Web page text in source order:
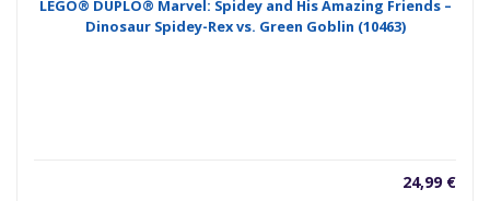
LEGO® DUPLO® Marvel: Spidey and His Amazing Friends –
Dinosaur Spidey-Rex vs. Green Goblin (10463)
24,99 €